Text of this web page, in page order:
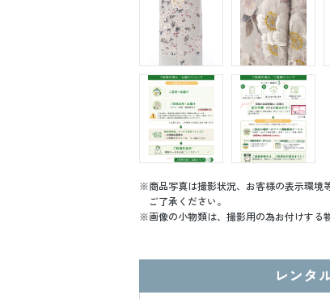
商品写真は撮影状況、お客様の表示環境
ご了承ください。
画像の小物類は、撮影用の為お付けする
レンタ